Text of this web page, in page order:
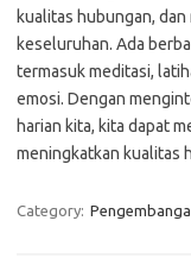
kualitas hubungan,
keseluruhan. Ada
termasuk meditasi,
emosi. Dengan
harian kita, kita dapat
meningkatkan kualitas
Category: